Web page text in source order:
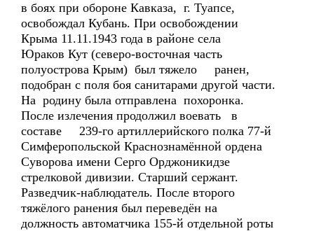
в боях при обороне Кавказа, г. Туапсе,
освобождал Кубань. При освобождении
Крыма 11.11.1943 года в районе села
Юраков Кут (северо-восточная часть
полуострова Крым) был тяжело ранен,
подобран с поля боя санитарами другой части.
На родину была отправлена похоронка.
После излечения продолжил воевать в
составе 239-го артиллерийского полка 77-й
Симферопольской Краснознамённой ордена
Суворова имени Серго Орджоникидзе
стрелковой дивизии. Старший сержант.
Разведчик-наблюдатель. После второго
тяжёлого ранения был переведён на
должность автоматчика 155-й отдельной роты